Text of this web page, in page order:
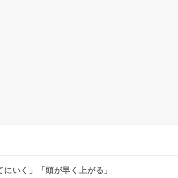
いく」「頭が早く上がる」